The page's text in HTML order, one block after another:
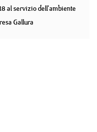
al servizio dell'ambiente
Gallura